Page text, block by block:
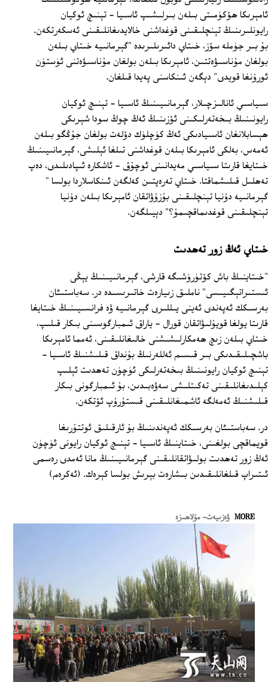
ئامېرىكا ھۆكۈمىتى بىلەن بىرلىشىپ ئاسىيا - تېنىچ ئوكيان
رايونلىرىنىڭ تېنچلىقىنى قوغداشنى خالايدىغانلىقىنى ئەسكەرتكەن.
بۇ بىر جۈملە سۆز، خىتاي دائىرىلىرىدە "گېرمانىيە خىتاي بىلەن
بولغان مۇناسىۋەتتىن، ئامېرىكا بىلەن بولغان مۇناسىۋەتنى ئۈستۈن
ئورۇنغا قويدى" دېگەن ئىنكاسنى پەيدا قىلغان.
سىياسىي ئانالىزچىلار، گېرمانىيىنىڭ ئاسىيا - تېنىچ ئوكيان
رايونىنىڭ بىخەتەرلىكىنى ئۆزىنىڭ ئەڭ چوڭ سودا شېرىكى
ھېسابلانغان ئاسىيادىكى ئەڭ كۈچلۈك دۆلەت بولغان جۇڭگو بىلەن
ئەمەس، بەلكى ئامېرىكا بىلەن قوغداشنى تىلغا ئېلىشى، گېرمانىيىنىڭ
خىتايغا قارىتا سىياسىي مەيدانىنى ئوچۇق - ئاشكارە ئىپادىلىدى، دەپ
تەھلىل قىلىشماقتا. خىتاي تەرەپتىن كەلگەن ئىنكاسلاردا بولسا "
گېرمانىيە دۇنيا تېنچلىقىنى بۇزۇۋاتقان ئامېرىكا بىلەن دۇنيا
تېنچلىقىنى قوغدىماقچىمۇ؟" دېيىلگەن.
خىتاي ئەڭ زور تەھدىت
"خىتاينىڭ باش كۆتۈرۈشىگە قارشى، گېرمانىيىنىڭ يېڭى
ئىستىراتېگىيىسى" ناملىق زىيارەت خاتىرىسىدە در. سەباستىئان
بەرسىكك ئەپەندى ئەينى يىللىرى گېرمانىيە ۋە فرانسىيىنىڭ خىتايغا
قارىتا يولغا قويۇلىۋاتقان قورال - ياراق ئىمبارگوسىنى بىكار قىلىپ،
خىتاي بىلەن زىچ ھەمكارلىشىشنى خالىغانلىقىنى، ئەمما ئامېرىكا
باشچىلىقىدىكى بىر قىسىم ئەللەرنىڭ بۇنداق قىلىشنىڭ ئاسىيا -
تېنىچ ئوكيان رايونىنىڭ بىخەتەرلىكى ئۈچۈن تەھدىت ئېلىپ
كېلىدىغانلىقىنى تەكىتلىشى سەۋەبىدىن، بۇ ئىمبارگونى بىكار
قىلىشنىڭ ئەمەلگە ئاشمىغانلىقىنى قىستۇرۇپ ئۆتكەن.
در. سەباستىئان بەرسىكك ئەپەندىنىڭ بۇ ئارقىلىق ئوتتۇرىغا
قويماقچى بولغىنى، خىتاينىڭ ئاسىيا - تېنىچ ئوكيان رايونى ئۈچۈن
ئەڭ زور تەھدىت بولىۋاتقانلىقىنى گېرمانىيىنىڭ مانا ئەمدى رەسمى
ئىتىراپ قىلغانلىقىدىن بىشارەت بېرىش بولسا كېرەك. (ئەكرەم)
MORE ۋەزىيەت- مۇلاھىزە